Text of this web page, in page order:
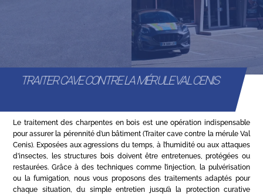
TRAITER CAVE CONTRE LA MÉRULE VAL CENIS
Le traitement des charpentes en bois est une opération indispensable
pour assurer la pérennité d’un bâtiment (Traiter cave contre la mérule Val
Cenis). Exposées aux agressions du temps, à l’humidité ou aux attaques
d’insectes, les structures bois doivent être entretenues, protégées ou
restaurées. Grâce à des techniques comme l’injection, la pulvérisation
ou la fumigation, nous vous proposons des traitements adaptés pour
chaque situation, du simple entretien jusqu’à la protection curative